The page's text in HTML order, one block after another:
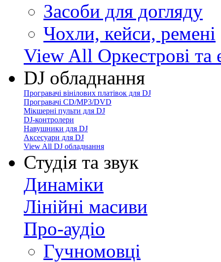
Засоби для догляду
Чохли, кейси, ремені
View All Оркестрові та
DJ обладнання
Програвачі вінілових платівок для DJ
Програвачі CD/MP3/DVD
Мікшерні пульти для DJ
DJ-контролери
Навушники для DJ
Аксесуари для DJ
View All DJ обладнання
Студія та звук
Динаміки
Лінійні масиви
Про-аудіо
Гучномовці